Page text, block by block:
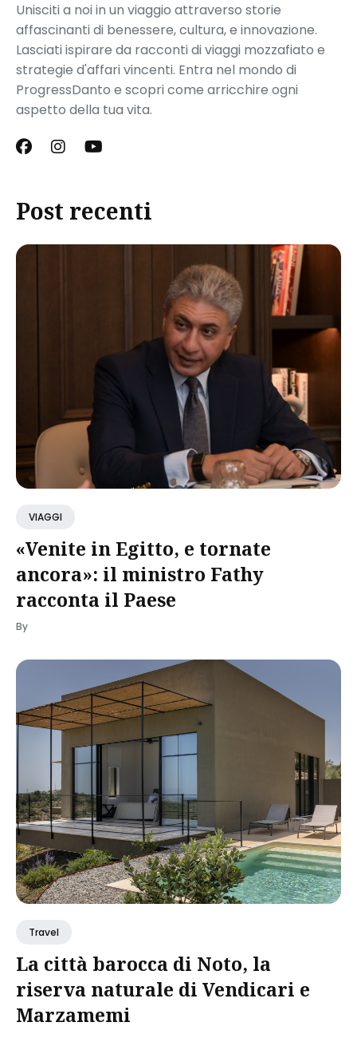
Unisciti a noi in un viaggio attraverso storie
affascinanti di benessere, cultura, e innovazione.
Lasciati ispirare da racconti di viaggi mozzafiato e
strategie d'affari vincenti. Entra nel mondo di
ProgressDanto e scopri come arricchire ogni
aspetto della tua vita.
Post recenti
VIAGGI
«Venite in Egitto, e tornate
ancora»: il ministro Fathy
racconta il Paese
By
Travel
La città barocca di Noto, la
riserva naturale di Vendicari e
Marzamemi